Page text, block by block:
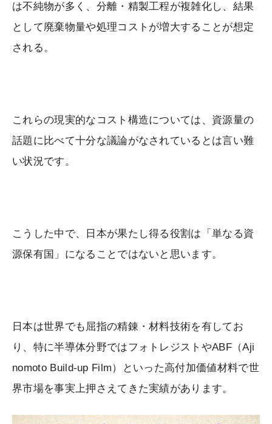
は不純物が多く、分離・精製工程が複雑化し、結果
として廃棄物量や処理コストが増大することが想定
される。
これらの現実的なコスト構造については、資源量の
話題に比べて十分な議論がなされているとは言い難
い状況です。
こうした中で、日本が果たし得る役割は「単なる資
源保有国」になることではないと思います。
日本は世界でも屈指の精錬・材料技術を有してお
り、特に半導体分野ではフォトレジストやABF（Aji
nomoto Build-up Film）といった高付加価値材料で世
界市場を事実上押さえてきた実績があります。